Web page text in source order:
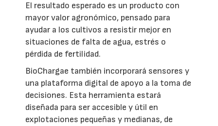
El resultado esperado es un producto con
mayor valor agronómico, pensado para
ayudar a los cultivos a resistir mejor en
situaciones de falta de agua, estrés o
pérdida de fertilidad.
BioChargae también incorporará sensores y
una plataforma digital de apoyo a la toma de
decisiones. Esta herramienta estará
diseñada para ser accesible y útil en
explotaciones pequeñas y medianas, de